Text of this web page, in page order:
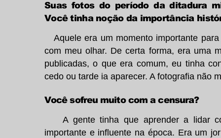
Suas fotos do período da ditadura
Você tinha noção da importância
Aquele era um momento importante
com meu olhar. De certa forma, era uma
publicadas, o que era comum, eu tinha
cedo ou tarde ia aparecer. A fotografia não
Você sofreu muito com a censura?
A gente tinha que aprender a lidar
importante e influente na época. Era um